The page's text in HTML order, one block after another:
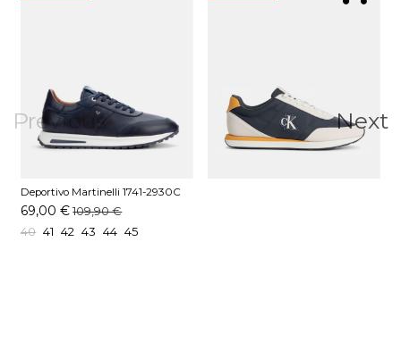
Previous
Deportivo Martinelli 1741-2930C
Marino
69,00 € 109,90 €
40 41 42 43 44 45
Next